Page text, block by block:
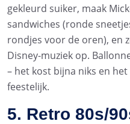
gekleurd suiker, maak
sandwiches (ronde
rondjes voor de oren), en
Disney-muziek op.
– het kost bijna niks en
feestelijk.
5. Retro 80s/